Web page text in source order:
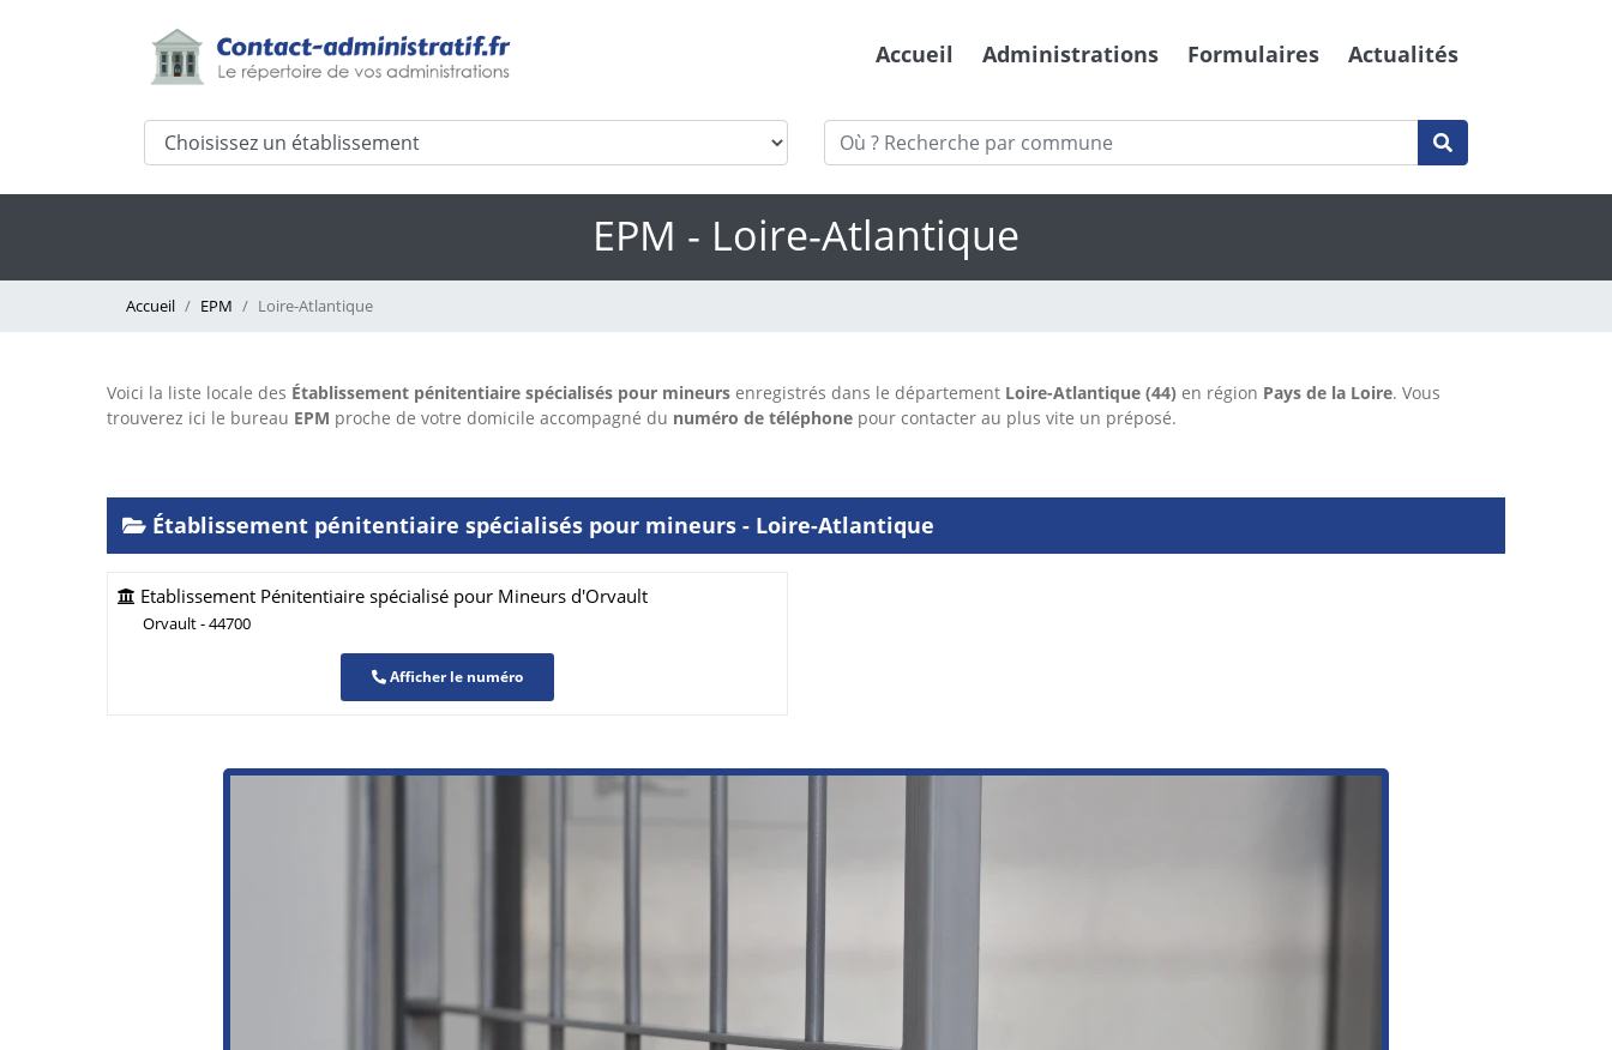
Accueil Administrations Formulaires Actualités
EPM - Loire-Atlantique
Accueil EPM Loire-Atlantique
Voici la liste locale des Établissement pénitentiaire spécialisés pour mineurs enregistrés dans le département Loire-Atlantique (44) en région Pays de la Loire. Vous
trouverez ici le bureau EPM proche de votre domicile accompagné du numéro de téléphone pour contacter au plus vite un préposé.
Établissement pénitentiaire spécialisés pour mineurs - Loire-Atlantique
Etablissement Pénitentiaire spécialisé pour Mineurs d'Orvault
Orvault - 44700
Afficher le numéro